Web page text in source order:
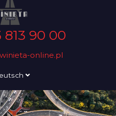
813 90 00
online.pl